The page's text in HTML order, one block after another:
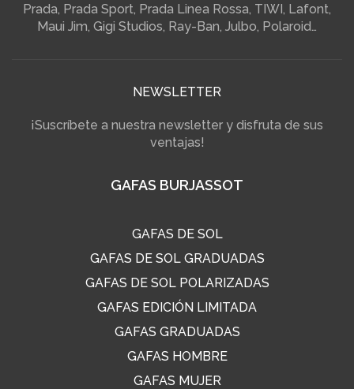
Prada, Prada Sport, Prada Linea Rossa, TIWI, Lafont,
Maui Jim, Gigi Studios, Ray-Ban, Julbo, Polaroid…
NEWSLETTER
¡Suscríbete a nuestra newsletter y disfruta de sus
ventajas!
GAFAS BURJASSOT
GAFAS DE SOL
GAFAS DE SOL GRADUADAS
GAFAS DE SOL POLARIZADAS
GAFAS EDICIÓN LIMITADA
GAFAS GRADUADAS
GAFAS HOMBRE
GAFAS MUJER